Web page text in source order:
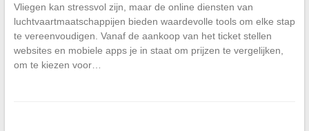
Vliegen kan stressvol zijn, maar de online diensten van
luchtvaartmaatschappijen bieden waardevolle tools om elke stap
te vereenvoudigen. Vanaf de aankoop van het ticket stellen
websites en mobiele apps je in staat om prijzen te vergelijken,
om te kiezen voor…